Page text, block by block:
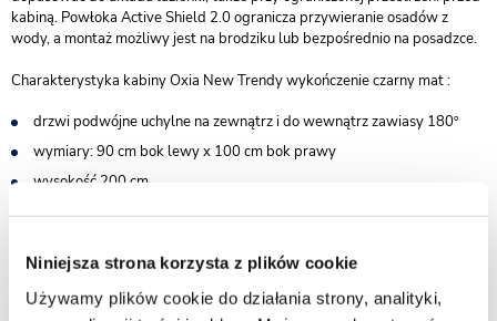
Niniejsza strona korzysta z plików cookie
Używamy plików cookie do działania strony, analityki,
kabiną. Powłoka Active Shield 2.0 ogranicza przywieranie osadów z
wody, a montaż możliwy jest na brodziku lub bezpośrednio na posadzce.
Charakterystyka kabiny Oxia New Trendy wykończenie czarny mat :
drzwi podwójne uchylne na zewnątrz i do wewnątrz zawiasy 180º
wymiary: 90 cm bok lewy x 100 cm bok prawy
wysokość 200 cm
do kompletowania z brodzikiem lub bez - możliwy montaż na
bezpieczne szkło hartowane przezroczyste o grubości 8 mm
powłoka Active Shield 2.0 ułatwiająca utrzymanie czystości